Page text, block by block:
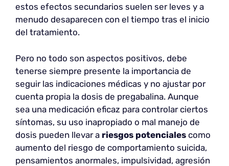
estos efectos secundarios suelen ser leves y a
menudo desaparecen con el tiempo tras el inicio
del tratamiento.
Pero no todo son aspectos positivos, debe
tenerse siempre presente la importancia de
seguir las indicaciones médicas y no ajustar por
cuenta propia la dosis de pregabalina. Aunque
sea una medicación eficaz para controlar ciertos
síntomas, su uso inapropiado o mal manejo de
dosis pueden llevar a riesgos potenciales como
aumento del riesgo de comportamiento suicida,
pensamientos anormales, impulsividad, agresión